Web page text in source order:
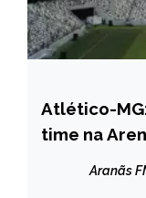
ESPORTES
NOTÍCIAS
Atlético-
time na
Aranãs